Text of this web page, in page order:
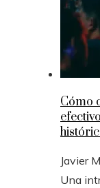
Cómo
Javier
Una